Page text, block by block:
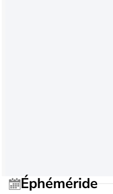
Éphéméride